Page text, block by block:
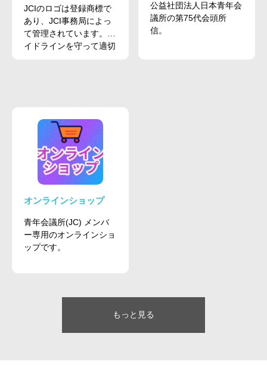
JCIのロゴは登録商標で
あり、JCI事務局によっ
て管理されています。ガ
イドラインを守って適切
公益社団法人日本青年会
議所の第75代会頭所
信。
オンラインショップ
青年会議所(JC) メンバ
ー専用のオンラインショ
ップです。
もっと見る